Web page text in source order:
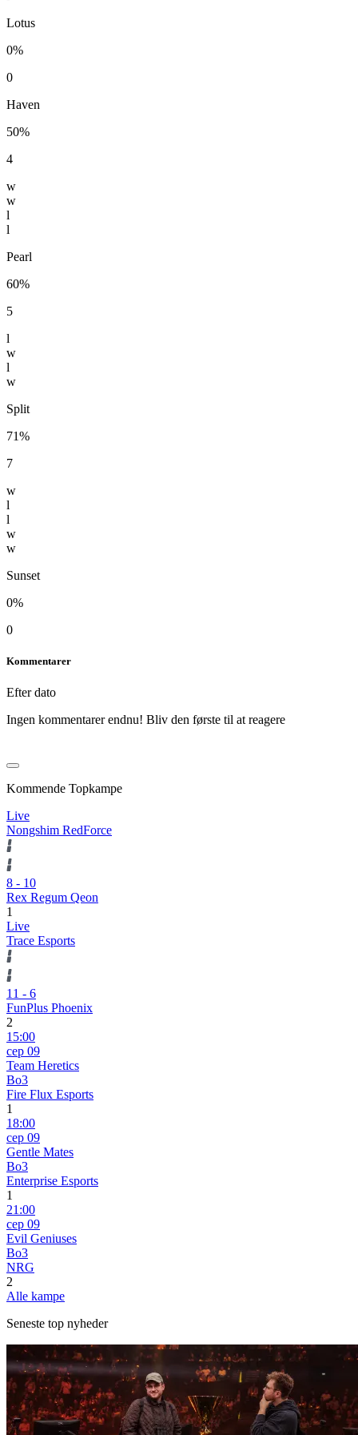
Lotus
0%
0
Haven
50%
4
w
w
l
l
Pearl
60%
5
l
w
l
w
Split
71%
7
w
l
l
w
w
Sunset
0%
0
Kommentarer
Efter dato
Ingen kommentarer endnu! Bliv den første til at reagere
Kommende Topkampe
Live
Nongshim RedForce
8 - 10
Rex Regum Qeon
1
Live
Trace Esports
11 - 6
FunPlus Phoenix
2
15:00
сер 09
Team Heretics
Bo3
Fire Flux Esports
1
18:00
сер 09
Gentle Mates
Bo3
Enterprise Esports
1
21:00
сер 09
Evil Geniuses
Bo3
NRG
2
Alle kampe
Seneste top nyheder